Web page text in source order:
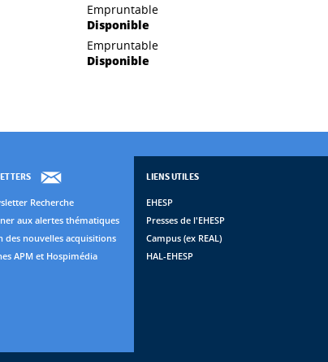
Empruntable
Disponible
Empruntable
Disponible
Recherche
aux alertes thématiques
des nouvelles acquisitions
APM et Hospimédia
LIENS UTILES
EHESP
Presses de l'EHESP
Campus (ex REAL)
HAL-EHESP